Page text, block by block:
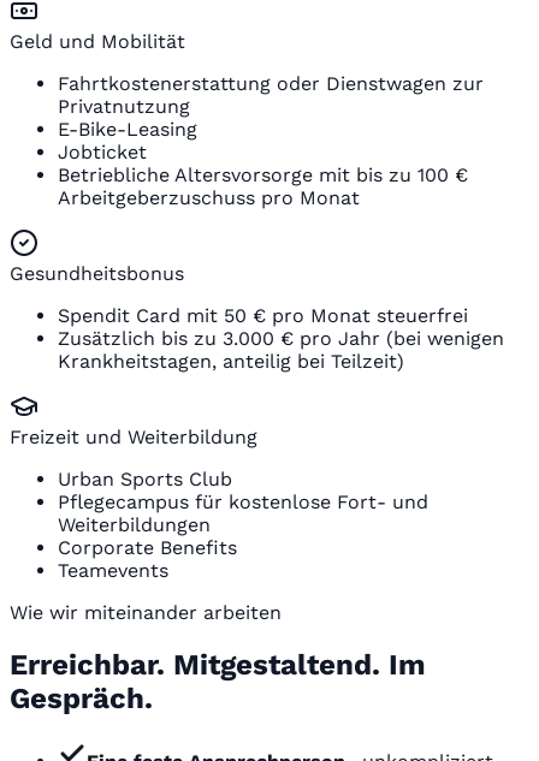
Geld und Mobilität
Fahrtkostenerstattung oder Dienstwagen zur
Privatnutzung
E-Bike-Leasing
Jobticket
Betriebliche Altersvorsorge mit bis zu 100 €
Arbeitgeberzuschuss pro Monat
Gesundheitsbonus
Spendit Card mit 50 € pro Monat steuerfrei
Zusätzlich bis zu 3.000 € pro Jahr (bei wenigen
Krankheitstagen, anteilig bei Teilzeit)
Freizeit und Weiterbildung
Urban Sports Club
Pflegecampus für kostenlose Fort- und
Weiterbildungen
Corporate Benefits
Teamevents
Wie wir miteinander arbeiten
Erreichbar. Mitgestaltend. Im
Gespräch.